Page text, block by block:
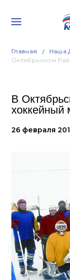
Главная Наша
Октябрьском
В
хоккейный
26 февраля